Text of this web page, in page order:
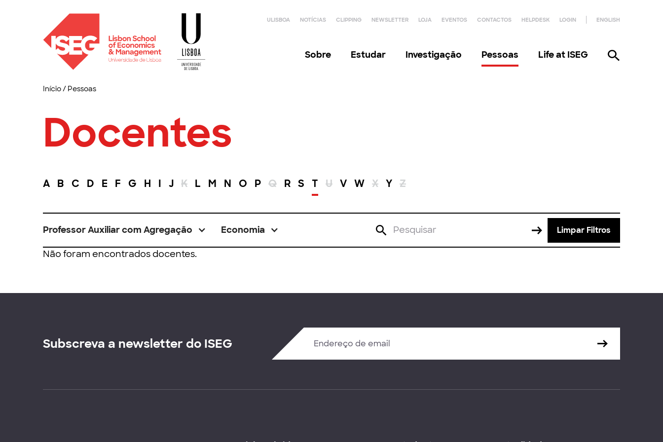
ULISBOA NOTÍCIAS CLIPPING NEWSLETTER LOJA EVENTOS CONTACTOS HELPDESK LOGIN ENGLISH
Sobre Estudar Investigação Pessoas Life at ISEG
Início/ Pessoas
Docentes
A B C D E F G H I J K L M N O P Q R S T U V W X Y Z
Professor Auxiliar com Agregação Economia Limpar Filtros
Não foram encontrados docentes.
Subscreva a newsletter do ISEG